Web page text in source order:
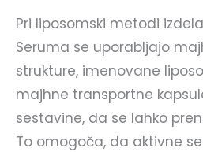
Pri liposomski metodi
Seruma se uporabljajo
strukture, imenovane
majhne transportne
sestavine, da se lahko
To omogoča, da aktivne